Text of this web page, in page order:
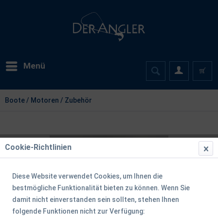
Menü
Boote / Motoren / Zubehör
Cookie-Richtlinien
Diese Website verwendet Cookies, um Ihnen die
bestmögliche Funktionalität bieten zu können. Wenn Sie
damit nicht einverstanden sein sollten, stehen Ihnen
folgende Funktionen nicht zur Verfügung: